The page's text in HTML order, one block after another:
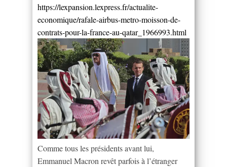
https://lexpansion.lexpress.fr/actualite-
economique/rafale-airbus-metro-moisson-de-
contrats-pour-la-france-au-qatar_1966993.html
Comme tous les présidents avant lui,
Emmanuel Macron revêt parfois à l’étranger